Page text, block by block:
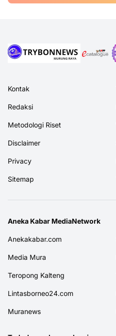
Kontak
Redaksi
Metodologi Riset
Disclaimer
Privacy
Sitemap
Aneka Kabar MediaNetwork
Anekakabar.com
Media Mura
Teropong Kalteng
Lintasborneo24.com
Muranews